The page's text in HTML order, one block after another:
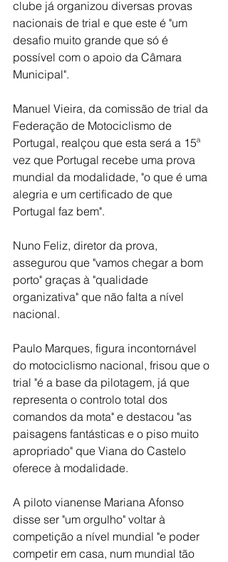
clube já organizou diversas provas
nacionais de trial e que este é "um
desafio muito grande que só é
possível com o apoio da Câmara
Municipal".
Manuel Vieira, da comissão de trial da
Federação de Motociclismo de
Portugal, realçou que esta será a 15ª
vez que Portugal recebe uma prova
mundial da modalidade, "o que é uma
alegria e um certificado de que
Portugal faz bem".
Nuno Feliz, diretor da prova,
assegurou que "vamos chegar a bom
porto" graças à "qualidade
organizativa" que não falta a nível
nacional.
Paulo Marques, figura incontornável
do motociclismo nacional, frisou que o
trial "é a base da pilotagem, já que
representa o controlo total dos
comandos da mota" e destacou "as
paisagens fantásticas e o piso muito
apropriado" que Viana do Castelo
oferece à modalidade.
A piloto vianense Mariana Afonso
disse ser "um orgulho" voltar à
competição a nível mundial "e poder
competir em casa, num mundial tão